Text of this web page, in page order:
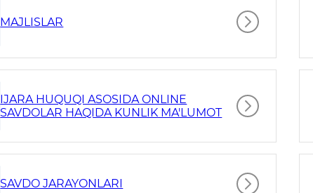
MAJLISLAR
IJARA HUQUQI ASOSIDA ONLINE
SAVDOLAR HAQIDA KUNLIK MA'LUMOT
SAVDO JARAYONLARI